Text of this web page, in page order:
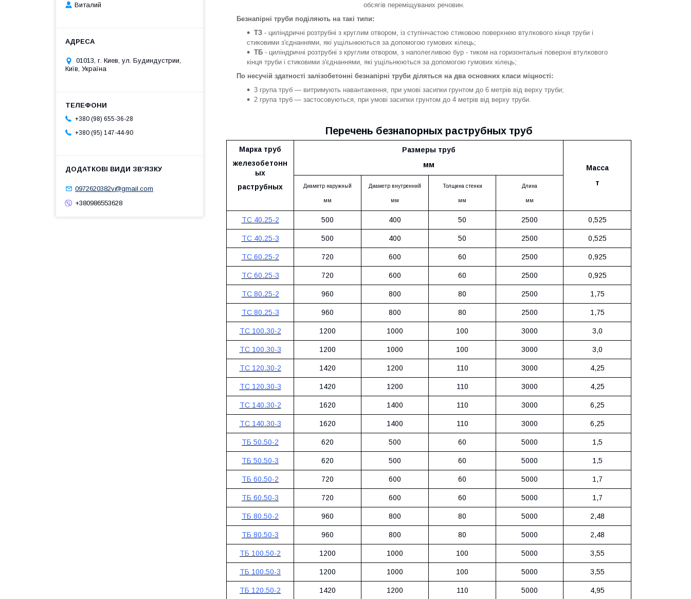
обсягів переміщуваних речовин.
Безнапірні труби поділяють на такі типи:
ТЗ - циліндричні розтрубні з круглим отвором, із ступінчастою стиковою поверхнею втулкового кінця труби і
стиковими з'єднаннями, які ущільнюються за допомогою гумових кілець;
ТБ - циліндричні розтрубні з круглим отвором, з наполегливою бур - тиком на горизонтальні поверхні втулкового
кінця труби і стиковими з'єднаннями, які ущільнюються за допомогою гумових кілець;
По несучій здатності залізобетонні безнапірні труби діляться на два основних класи міцності:
3 група труб — витримують навантаження, при умові засипки грунтом до 6 метрів від верху труби;
2 група труб — застосовуються, при умові засипки грунтом до 4 метрів від верху труби.
Перечень безнапорных раструбных труб
Марка труб
железобетонн
ых
раструбных
Размеры труб
мм
Масса
т
Диаметр наружный
мм
Диаметр внутренний
мм
Толщина стенки
мм
Длина
мм
ТС 40.25-2 500 400 50 2500 0,525
ТС 40.25-3 500 400 50 2500 0,525
ТС 60.25-2 720 600 60 2500 0,925
ТС 60.25-3 720 600 60 2500 0,925
ТС 80.25-2 960 800 80 2500 1,75
ТС 80.25-3 960 800 80 2500 1,75
ТС 100.30-2 1200 1000 100 3000 3,0
ТС 100.30-3 1200 1000 100 3000 3,0
ТС 120.30-2 1420 1200 110 3000 4,25
ТС 120.30-3 1420 1200 110 3000 4,25
ТС 140.30-2 1620 1400 110 3000 6,25
ТС 140.30-3 1620 1400 110 3000 6,25
ТБ 50.50-2 620 500 60 5000 1,5
ТБ 50.50-3 620 500 60 5000 1,5
ТБ 60.50-2 720 600 60 5000 1,7
ТБ 60.50-3 720 600 60 5000 1,7
ТБ 80.50-2 960 800 80 5000 2,48
ТБ 80.50-3 960 800 80 5000 2,48
ТБ 100.50-2 1200 1000 100 5000 3,55
ТБ 100.50-3 1200 1000 100 5000 3,55
ТБ 120.50-2 1420 1200 110 5000 4,95
Виталий
01013, г. Киев, ул. Будиндустрии,
Київ, Україна
+380 (98) 655-36-28
+380 (95) 147-44-90
0972620382v@gmail.com
+380986553628